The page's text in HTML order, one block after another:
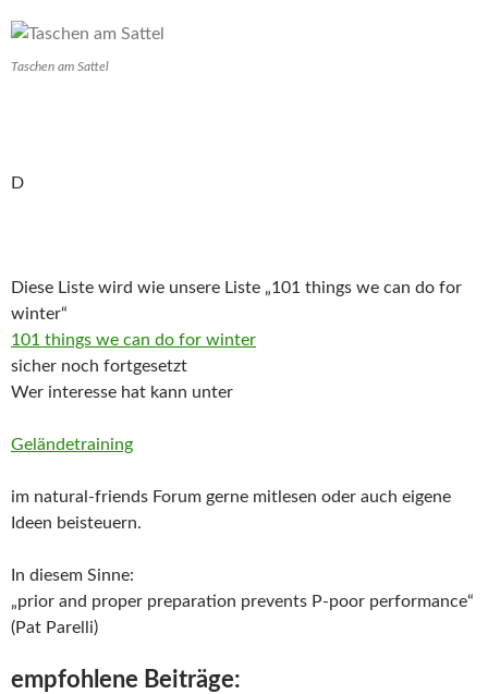
Taschen am Sattel
D
Diese Liste wird wie unsere Liste „101 things we can do for
winter“
101 things we can do for winter
sicher noch fortgesetzt
Wer interesse hat kann unter
Geländetraining
im natural-friends Forum gerne mitlesen oder auch eigene
Ideen beisteuern.
In diesem Sinne:
„prior and proper preparation prevents P-poor performance“
(Pat Parelli)
empfohlene Beiträge: